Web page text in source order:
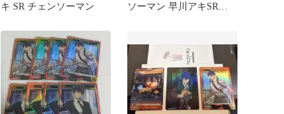
キ SR チェンソーマン
ソーマン 早川アキSRセ